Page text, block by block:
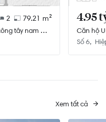
2 79.21 m²
tây nam nội
4.95
Căn hộ
thất cơ
Số 6
Xem tất cả